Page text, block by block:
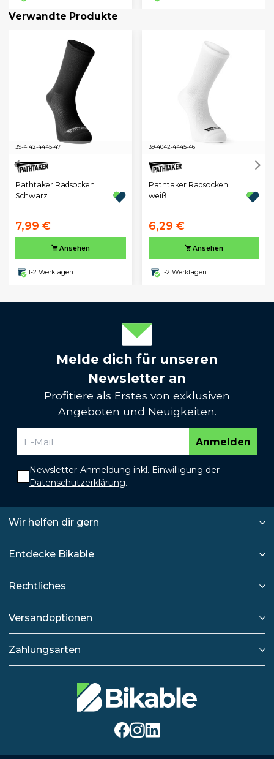
Verwandte Produkte
39-4142-4445-47
Pathtaker Radsocken
Schwarz
7,99 €
Ansehen
1-2 Werktagen
39-4042-4445-46
Pathtaker Radsocken
weiß
6,29 €
Ansehen
1-2 Werktagen
Melde dich für unseren
Newsletter an
Profitiere als Erstes von exklusiven
Angeboten und Neuigkeiten.
Anmelden
Newsletter-Anmeldung inkl. Einwilligung der
Datenschutzerklärung.
Wir helfen dir gern
Entdecke Bikable
Rechtliches
Versandoptionen
Zahlungsarten